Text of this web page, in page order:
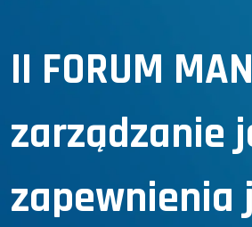
II FORUM
zarządzanie
zapewnienia